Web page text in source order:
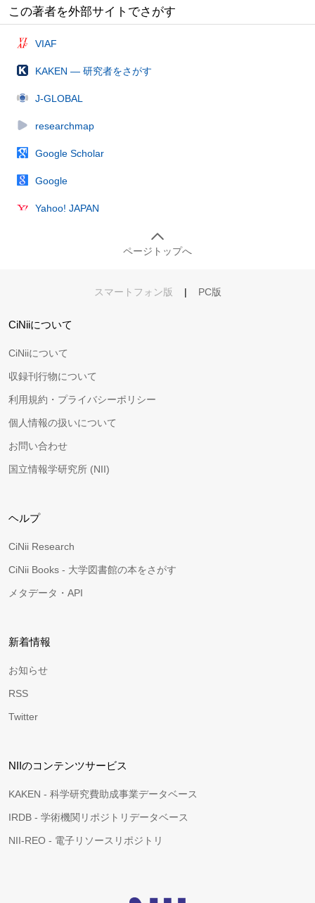
この著者を外部サイトでさがす
VIAF
KAKEN — 研究者をさがす
J-GLOBAL
researchmap
Google Scholar
Google
Yahoo! JAPAN
ページトップへ
スマートフォン版 | PC版
CiNiiについて
CiNiiについて
収録刊行物について
利用規約・プライバシーポリシー
個人情報の扱いについて
お問い合わせ
国立情報学研究所 (NII)
ヘルプ
CiNii Research
CiNii Books - 大学図書館の本をさがす
メタデータ・API
新着情報
お知らせ
RSS
Twitter
NIIのコンテンツサービス
KAKEN - 科学研究費助成事業データベース
IRDB - 学術機関リポジトリデータベース
NII-REO - 電子リソースリポジトリ